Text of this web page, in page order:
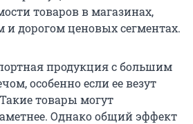
товаров в магазинах,
и дорогом ценовых сегментах.
продукция с большим
особенно если ее везут
товары могут
Однако общий эффект